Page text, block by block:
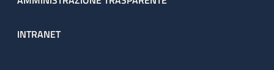
INTRANET